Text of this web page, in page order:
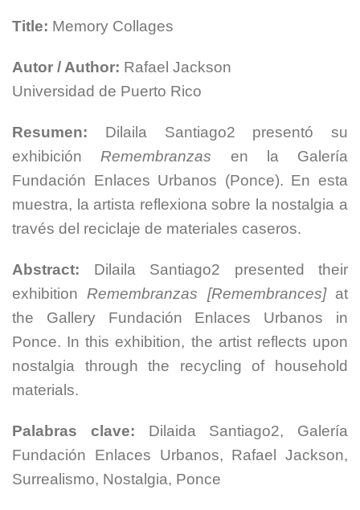
Title: Memory Collages
Autor / Author: Rafael Jackson
Universidad de Puerto Rico
Resumen: Dilaila Santiago2 presentó su
exhibición Remembranzas en la Galería
Fundación Enlaces Urbanos (Ponce). En esta
muestra, la artista reflexiona sobre la nostalgia a
través del reciclaje de materiales caseros.
Abstract: Dilaila Santiago2 presented their
exhibition Remembranzas [Remembrances]at
the Gallery Fundación Enlaces Urbanos in
Ponce. In this exhibition, the artist reflects upon
nostalgia through the recycling of household
materials.
Palabras clave: Dilaida Santiago2, Galería
Fundación Enlaces Urbanos, Rafael Jackson,
Surrealismo, Nostalgia, Ponce